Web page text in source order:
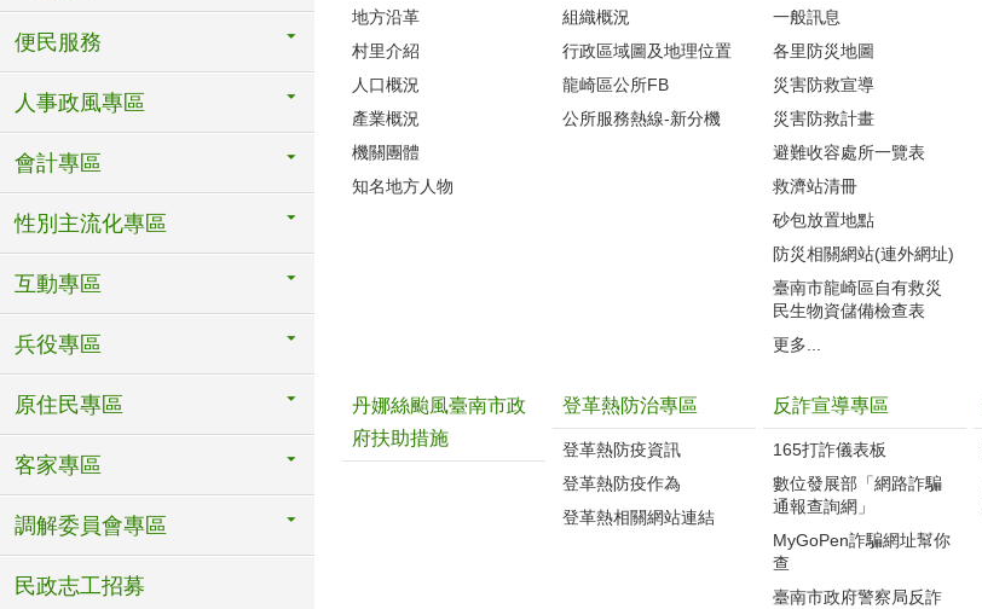
便民服務
人事政風專區
會計專區
性別主流化專區
互動專區
兵役專區
原住民專區
客家專區
調解委員會專區
民政志工招募
地方沿革
村里介紹
人口概況
產業概況
機關團體
知名地方人物
組織概況
行政區域圖及地理位置
龍崎區公所FB
公所服務熱線-新分機
一般訊息
各里防災地圖
災害防救宣導
災害防救計畫
避難收容處所一覽表
救濟站清冊
砂包放置地點
防災相關網站(連外網址)
臺南市龍崎區自有救災
民生物資儲備檢查表
更多...
丹娜絲颱風臺南市政
府扶助措施
登革熱防治專區
登革熱防疫資訊
登革熱防疫作為
登革熱相關網站連結
反詐宣導專區
165打詐儀表板
數位發展部「網路詐騙
通報查詢網」
MyGoPen詐騙網址幫你
查
臺南市政府警察局反詐